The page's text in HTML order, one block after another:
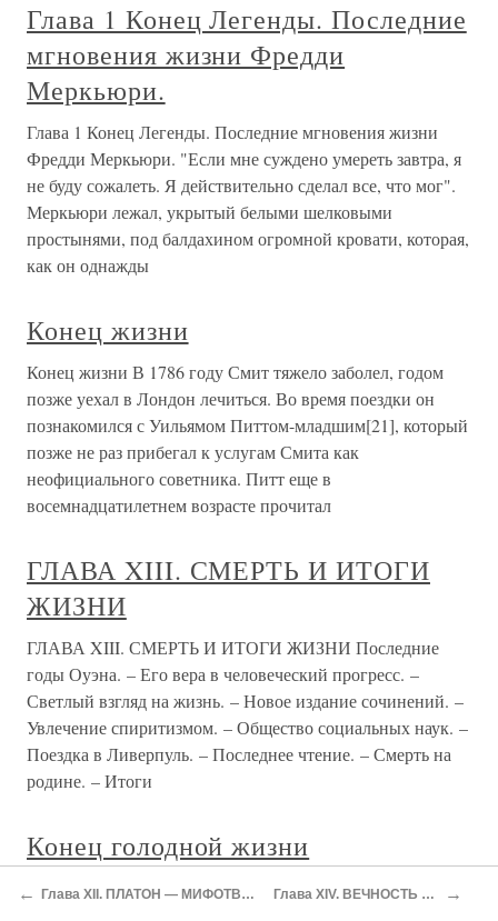
Глава 1 Конец Легенды. Последние
мгновения жизни Фредди
Меркьюри.
Глава 1 Конец Легенды. Последние мгновения жизни
Фредди Меркьюри. "Если мне суждено умереть завтра, я
не буду сожалеть. Я действительно сделал все, что мог".
Меркьюри лежал, укрытый белыми шелковыми
простынями, под балдахином огромной кровати, которая,
как он однажды
Конец жизни
Конец жизни В 1786 году Смит тяжело заболел, годом
позже уехал в Лондон лечиться. Во время поездки он
познакомился с Уильямом Питтом-младшим[21], который
позже не раз прибегал к услугам Смита как
неофициального советника. Питт еще в
восемнадцатилетнем возрасте прочитал
ГЛАВА XIII. СМЕРТЬ И ИТОГИ
ЖИЗНИ
ГЛАВА XIII. СМЕРТЬ И ИТОГИ ЖИЗНИ Последние
годы Оуэна. – Его вера в человеческий прогресс. –
Светлый взгляд на жизнь. – Новое издание сочинений. –
Увлечение спиритизмом. – Общество социальных наук. –
Поездка в Ливерпуль. – Последнее чтение. – Смерть на
родине. – Итоги
Конец голодной жизни
Конец голодной жизни После почти трех месяцев
← Глава XII. ПЛАТОН — МИФОТВОРЕЦ И УТОПИСТ Глава XIV. ВЕЧНОСТЬ ФИЛОСОФИИ →